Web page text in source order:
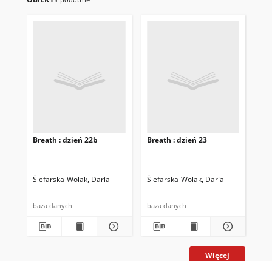
Breath : dzień 22b
Ślefarska-Wolak, Daria
baza danych
Breath : dzień 23
Ślefarska-Wolak, Daria
baza danych
Więcej